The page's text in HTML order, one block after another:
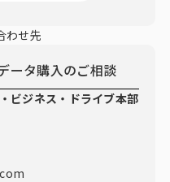
わせ先
ータ購入のご相談
ビジネス・ドライブ本部